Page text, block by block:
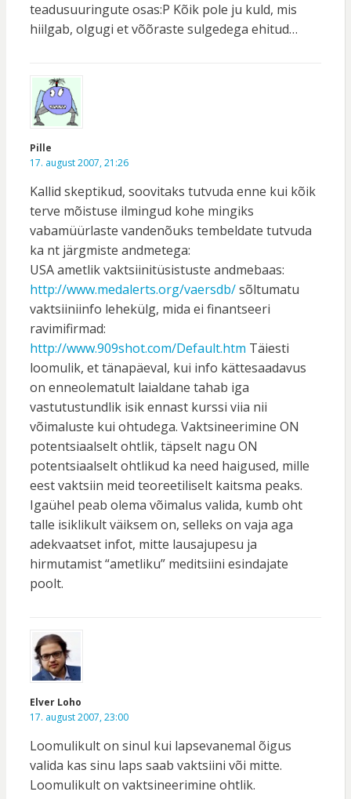
teadusuuringute osas:P Kõik pole ju kuld, mis
hiilgab, olgugi et võõraste sulgedega ehitud…
Pille
17. august 2007, 21:26
Kallid skeptikud, soovitaks tutvuda enne kui kõik
terve mõistuse ilmingud kohe mingiks
vabamüürlaste vandenõuks tembeldate tutvuda
ka nt järgmiste andmetega:
USA ametlik vaktsiinitüsistuste andmebaas:
http://www.medalerts.org/vaersdb/sõltumatu
vaktsiiniinfo lehekülg, mida ei finantseeri
ravimifirmad:
http://www.909shot.com/Default.htm Täiesti
loomulik, et tänapäeval, kui info kättesaadavus
on enneolematult laialdane tahab iga
vastutustundlik isik ennast kurssi viia nii
võimaluste kui ohtudega. Vaktsineerimine ON
potentsiaalselt ohtlik, täpselt nagu ON
potentsiaalselt ohtlikud ka need haigused, mille
eest vaktsiin meid teoreetiliselt kaitsma peaks.
Igaühel peab olema võimalus valida, kumb oht
talle isiklikult väiksem on, selleks on vaja aga
adekvaatset infot, mitte lausajupesu ja
hirmutamist “ametliku” meditsiini esindajate
poolt.
Elver Loho
17. august 2007, 23:00
Loomulikult on sinul kui lapsevanemal õigus
valida kas sinu laps saab vaktsiini või mitte.
Loomulikult on vaktsineerimine ohtlik.